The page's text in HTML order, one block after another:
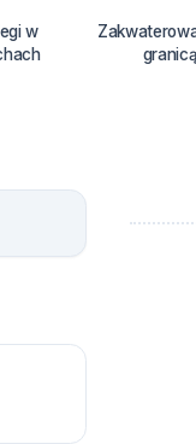
w
granicą